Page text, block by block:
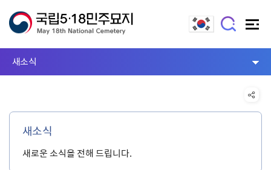
새소식
새소식
새로운 소식을 전해 드립니다.